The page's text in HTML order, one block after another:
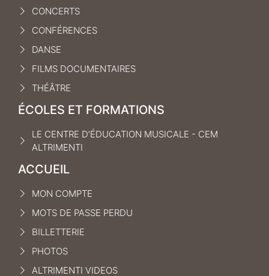
CONCERTS
CONFÉRENCES
DANSE
FILMS DOCUMENTAIRES
THÉÂTRE
ÉCOLES ET FORMATIONS
LE CENTRE D’ÉDUCATION MUSICALE - CEM
ALTRIMENTI
ACCUEIL
MON COMPTE
MOTS DE PASSE PERDU
BILLETTERIE
PHOTOS
ALTRIMENTI VIDEOS